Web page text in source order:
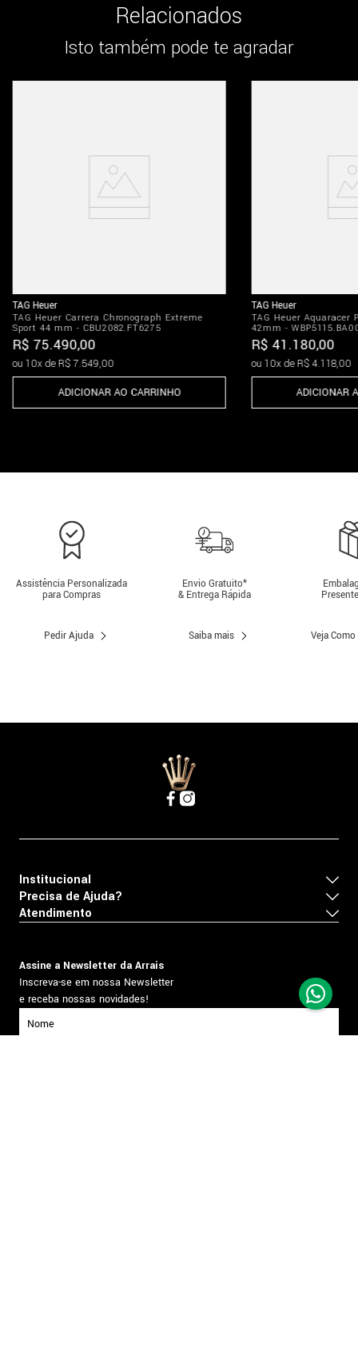
Relacionados
Isto também pode te agradar
TAG Heuer
TAG Heuer Carrera Chronograph Extreme
Sport 44 mm - CBU2082.FT6275
R$ 75.490,00
ou 10x deR$ 7.549,00
ADICIONAR AO CARRINHO
TAG Heuer
TAG Heuer Aquaracer
42mm -
R$ 41.180,00
ou 10x deR$ 4.118,00
ADICIONAR
Assistência Personalizada
para Compras
Pedir Ajuda
Envio Gratuito*
& Entrega Rápida
Saiba mais Veja
Institucional
Precisa de Ajuda?
Atendimento
Assine a Newsletter da Arrais
Inscreva-se em nossa Newsletter
e receba nossas novidades!